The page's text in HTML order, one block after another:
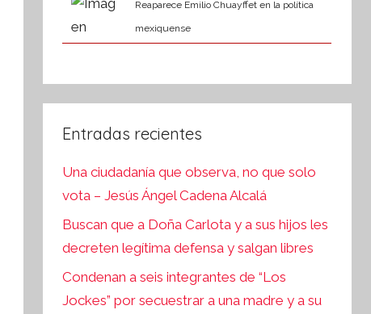
Reaparece Emilio Chuayffet en la política
mexiquense
Entradas recientes
Una ciudadanía que observa, no que solo
vota – Jesús Ángel Cadena Alcalá
Buscan que a Doña Carlota y a sus hijos les
decreten legítima defensa y salgan libres
Condenan a seis integrantes de “Los
Jockes” por secuestrar a una madre y a su